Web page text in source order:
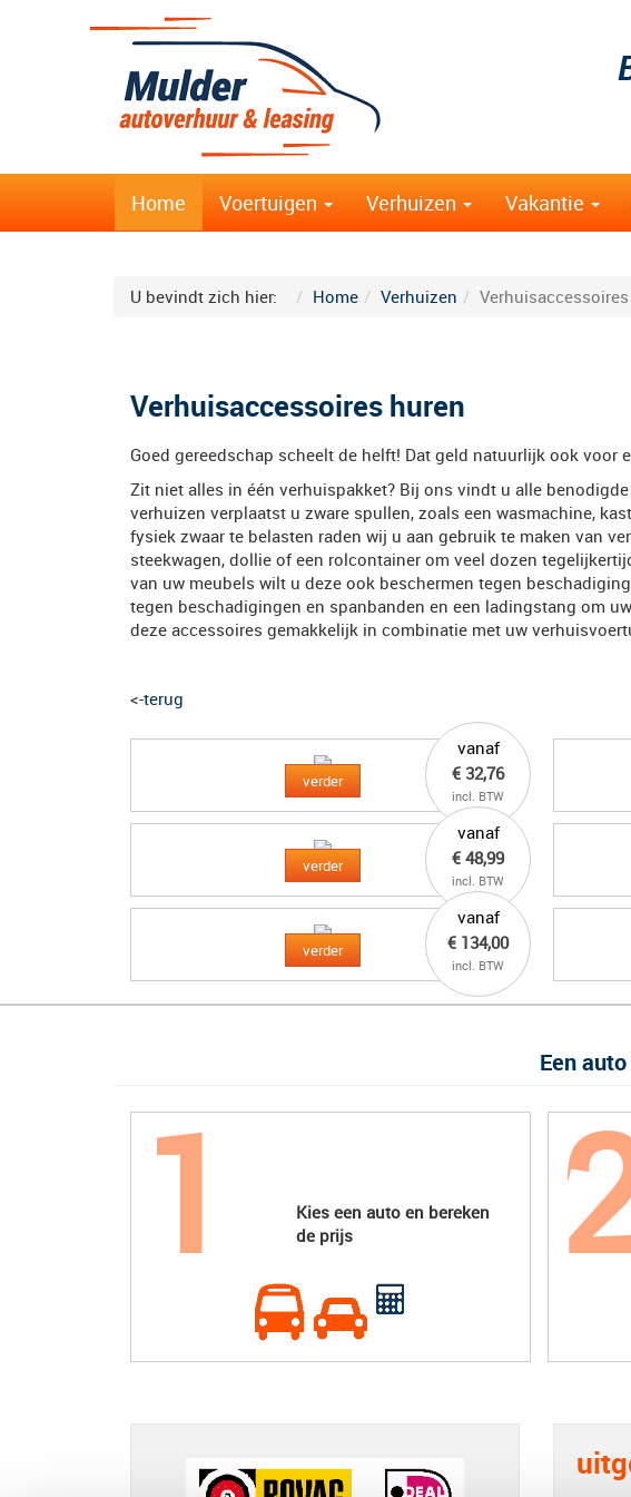
Home Voertuigen Verhuizen Vakantie
U bevindt zich hier: Home Verhuizen
Verhuisaccessoires huren
Goed gereedschap scheelt de helft! Dat geld natuurlijk ook voor
Zit niet alles in één verhuispakket? Bij ons vindt u alle
verhuizen verplaatst u zware spullen, zoals een wasmachine,
fysiek zwaar te belasten raden wij u aan gebruik te maken van
steekwagen, dollie of een rolcontainer om veel dozen
van uw meubels wilt u deze ook beschermen tegen
tegen beschadigingen en spanbanden en een ladingstang om
deze accessoires gemakkelijk in combinatie met uw
<-terug
vanaf
€ 32,76
incl. BTW
verder
vanaf
€ 48,99
incl. BTW
verder
vanaf
€ 134,00
incl. BTW
verder
Een
Kies een auto en bereken
de prijs